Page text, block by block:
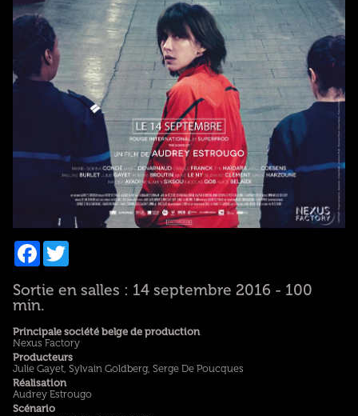
Facebook
Twitter
Sortie en salles : 14 septembre 2016 - 100
min.
Principale société belge de production
Nexus Factory
Producteurs
Julie Gayet, Sylvain Goldberg, Serge De Poucques
Réalisation
Audrey Estrougo
Scénario